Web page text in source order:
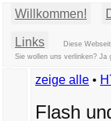
Willkommen!
Links
Diese
Sie wollen uns verlinken? Ja
zeige alle •
Flash